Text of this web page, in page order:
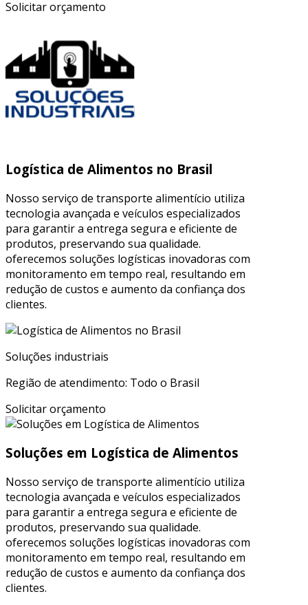
Solicitar orçamento
Logística de Alimentos no Brasil
Nosso serviço de transporte alimentício utiliza
tecnologia avançada e veículos especializados
para garantir a entrega segura e eficiente de
produtos, preservando sua qualidade.
oferecemos soluções logísticas inovadoras com
monitoramento em tempo real, resultando em
redução de custos e aumento da confiança dos
clientes.
Soluções industriais
Região de atendimento: Todo o Brasil
Solicitar orçamento
Soluções em Logística de Alimentos
Nosso serviço de transporte alimentício utiliza
tecnologia avançada e veículos especializados
para garantir a entrega segura e eficiente de
produtos, preservando sua qualidade.
oferecemos soluções logísticas inovadoras com
monitoramento em tempo real, resultando em
redução de custos e aumento da confiança dos
clientes.